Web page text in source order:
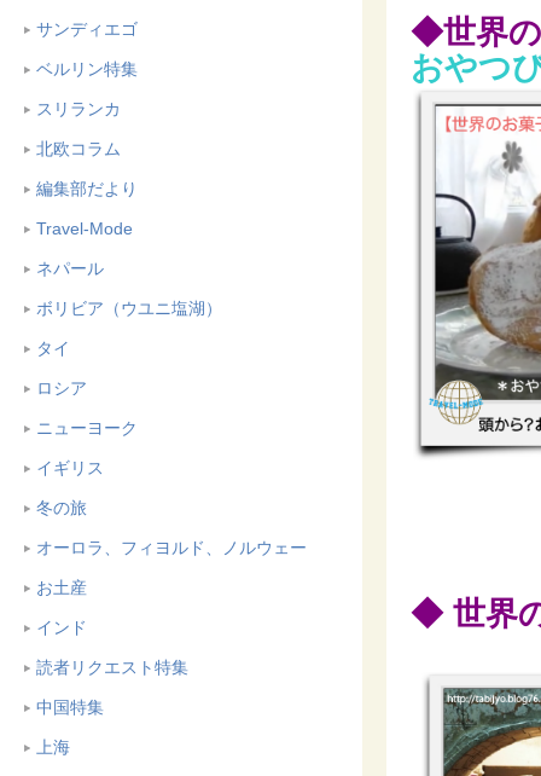
サンディエゴ
ベルリン特集
スリランカ
北欧コラム
編集部だより
Travel-Mode
ネパール
ボリビア（ウユニ塩湖）
タイ
ロシア
ニューヨーク
イギリス
冬の旅
オーロラ、フィヨルド、ノルウェー
お土産
インド
読者リクエスト特集
中国特集
上海
◆世界
おやつ
◆ 世界